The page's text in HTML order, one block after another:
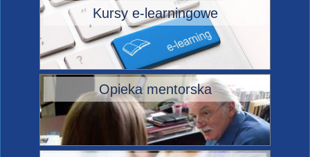
Kursy e-learningowe
Opieka mentorska